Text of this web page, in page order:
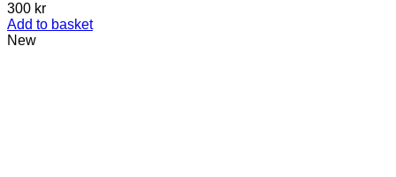
300 kr
Add to basket
New